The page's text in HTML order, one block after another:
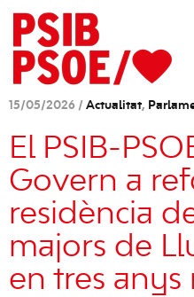
15/05/2026 / Actualitat,
El PSIB-
Govern a
residència
majors de
en tres anys